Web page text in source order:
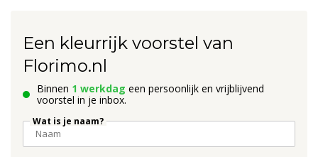
Een kleurrijk voorstel van
Florimo.nl
Binnen 1 werkdag een persoonlijk en vrijblijvend
voorstel in je inbox.
Wat is je naam?